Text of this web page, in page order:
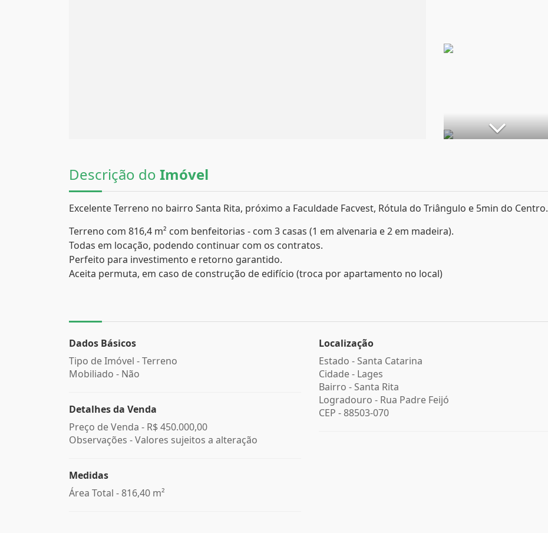
Descrição do Imóvel
Excelente Terreno no bairro Santa Rita, próximo a Faculdade Facvest, Rótula do Triângulo e 5min do Centro.
Terreno com 816,4 m² com benfeitorias - com 3 casas (1 em alvenaria e 2 em madeira).
Todas em locação, podendo continuar com os contratos.
Perfeito para investimento e retorno garantido.
Aceita permuta, em caso de construção de edifício (troca por apartamento no local)
Dados Básicos
Tipo de Imóvel - Terreno
Mobiliado - Não
Detalhes da Venda
Preço de Venda - R$ 450.000,00
Observações - Valores sujeitos a alteração
Medidas
Área Total - 816,40 m²
Localização
Estado - Santa Catarina
Cidade - Lages
Bairro - Santa Rita
Logradouro - Rua Padre Feijó
CEP -88503-070